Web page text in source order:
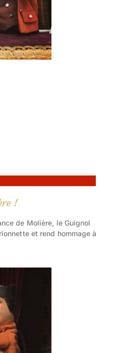
!
de Molière, le Guignol
et rend hommage à